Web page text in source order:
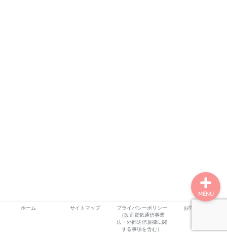
ホーム サイトマップ
プライバシーポリシー
（改正電気通信事業
法・外部送信規律に関
する事項を含む）
お問い合わせ
MENU